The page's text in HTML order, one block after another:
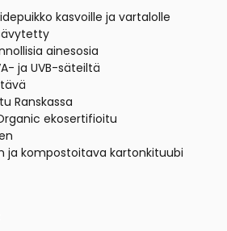
kasvoille ja vartalolle
ainesosia
ja UVB-säteiltä
Ranskassa
ekosertifioitu
ja kompostoitava kartonkituubi